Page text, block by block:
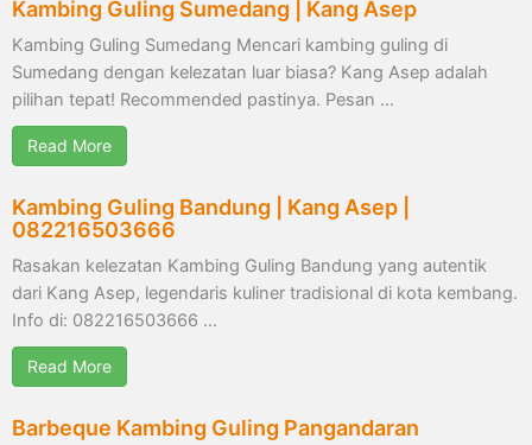
Kambing Guling Sumedang | Kang Asep
Kambing Guling Sumedang Mencari kambing guling di
Sumedang dengan kelezatan luar biasa? Kang Asep adalah
pilihan tepat! Recommended pastinya. Pesan …
Read More
Kambing Guling Bandung | Kang Asep |
082216503666
Rasakan kelezatan Kambing Guling Bandung yang autentik
dari Kang Asep, legendaris kuliner tradisional di kota kembang.
Info di: 082216503666 …
Read More
Barbeque Kambing Guling Pangandaran